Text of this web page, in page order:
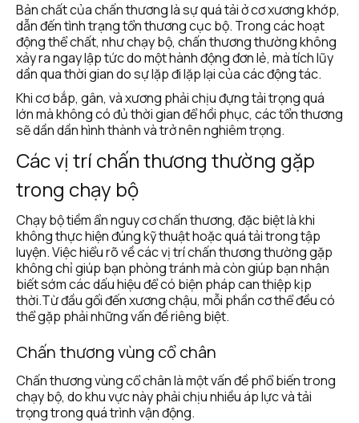
Bản chất của chấn thương là sự quá tải ở cơ xương khớp,
dẫn đến tình trạng tổn thương cục bộ. Trong các hoạt
động thể chất, như chạy bộ, chấn thương thường không
xảy ra ngay lập tức do một hành động đơn lẻ, mà tích lũy
dần qua thời gian do sự lặp đi lặp lại của các động tác.
Khi cơ bắp, gân, và xương phải chịu đựng tải trọng quá
lớn mà không có đủ thời gian để hồi phục, các tổn thương
sẽ dần dần hình thành và trở nên nghiêm trọng.
Các vị trí chấn thương thường gặp
trong chạy bộ
Chạy bộ tiềm ẩn nguy cơ chấn thương, đặc biệt là khi
không thực hiện đúng kỹ thuật hoặc quá tải trong tập
luyện. Việc hiểu rõ về các vị trí chấn thương thường gặp
không chỉ giúp bạn phòng tránh mà còn giúp bạn nhận
biết sớm các dấu hiệu để có biện pháp can thiệp kịp
thời.Từ đầu gối đến xương chậu, mỗi phần cơ thể đều có
thể gặp phải những vấn đề riêng biệt.
Chấn thương vùng cổ chân
Chấn thương vùng cổ chân là một vấn đề phổ biến trong
chạy bộ, do khu vực này phải chịu nhiều áp lực và tải
trọng trong quá trình vận động.